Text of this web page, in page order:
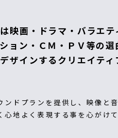
映画・ドラマ・バラエ
ョン・ＣＭ・ＰＶ等の選
ザインするクリエイテ
ンドプランを提供し、映像と
心地よく表現する事を心がけて